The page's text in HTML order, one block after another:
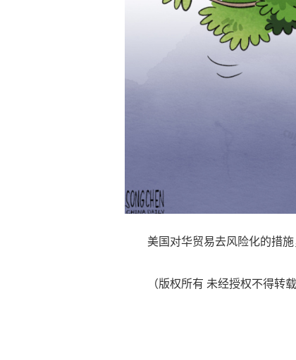
美国对华贸易去风险化的措
（版权所有 未经授权不得转载